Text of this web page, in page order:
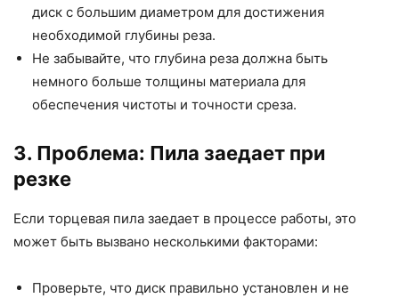
диск с большим диаметром для достижения
необходимой глубины реза.
Не забывайте, что глубина реза должна быть
немного больше толщины материала для
обеспечения чистоты и точности среза.
3. Проблема: Пила заедает при
резке
Если торцевая пила заедает в процессе работы, это
может быть вызвано несколькими факторами:
Проверьте, что диск правильно установлен и не